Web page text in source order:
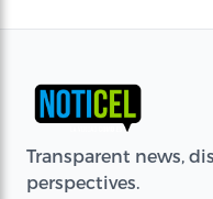
Transparent news,
perspectives.